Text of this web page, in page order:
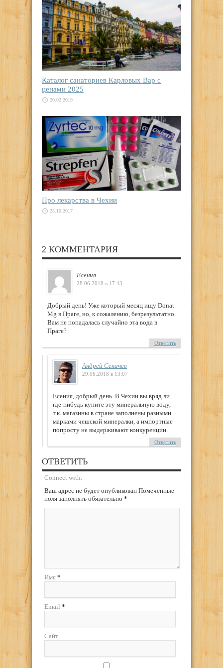
Каталог санаториев Карловых Вар с
ценами 2025
20.02.2019
Про лекарства в Чехии
25.10.2017
2 КОММЕНТАРИЯ
Есения
28.06.2018 в 17:43
Добрый день! Уже который месяц ищу Donat
Mg в Праге, но, к сожалению, безрезультатно.
Вам не попадалась случайно эта вода в
Праге?
Ответить
Андрей Секачев
29.06.2018 в 13:07
Есения, добрый день. В Чехии вы вряд ли
где-нибудь купите эту минеральную воду,
т.к. магазины в стране заполнены разными
марками чешской минералки, а импортные
попросту не выдерживают конкуренции.
Ответить
ОТВЕТИТЬ
Connect with:
Ваш адрес не будет опубликован Помеченные
поля заполнять обязательно *
Имя *
Email *
Сайт